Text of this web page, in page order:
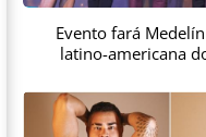
Evento fará
latino-americana